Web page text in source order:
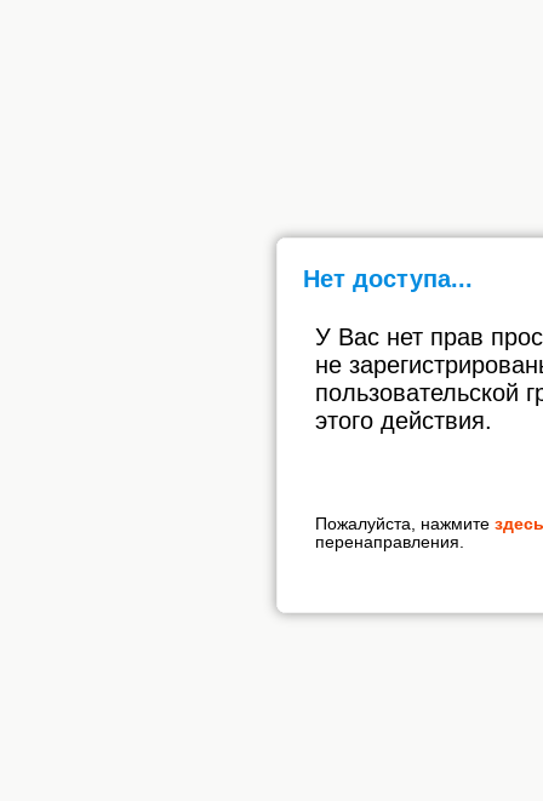
Нет доступа...
У Вас нет прав
не
пользовательской
этого действия.
Пожалуйста, нажмите здесь
перенаправления.